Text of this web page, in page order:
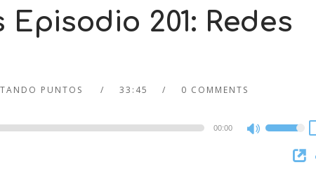
201: Redes
PUNTOS 33:45 0 COMMENTS
00:00
Use
Up/Down